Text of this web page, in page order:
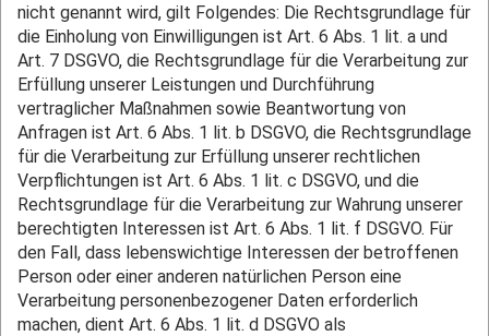
nicht genannt wird, gilt Folgendes: Die Rechtsgrundlage für
die Einholung von Einwilligungen ist Art. 6 Abs. 1 lit. a und
Art. 7 DSGVO, die Rechtsgrundlage für die Verarbeitung zur
Erfüllung unserer Leistungen und Durchführung
vertraglicher Maßnahmen sowie Beantwortung von
Anfragen ist Art. 6 Abs. 1 lit. b DSGVO, die Rechtsgrundlage
für die Verarbeitung zur Erfüllung unserer rechtlichen
Verpflichtungen ist Art. 6 Abs. 1 lit. c DSGVO, und die
Rechtsgrundlage für die Verarbeitung zur Wahrung unserer
berechtigten Interessen ist Art. 6 Abs. 1 lit. f DSGVO. Für
den Fall, dass lebenswichtige Interessen der betroffenen
Person oder einer anderen natürlichen Person eine
Verarbeitung personenbezogener Daten erforderlich
machen, dient Art. 6 Abs. 1 lit. d DSGVO als